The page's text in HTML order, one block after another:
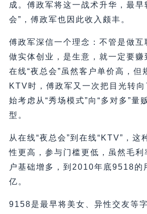
成。傅政军将这一战术升华，最早
会”，傅政军也因此收入颇丰。
傅政军深信一个理念：不管是做互
做实体创业，是生意，就一定要赚
在线“夜总会”虽然客户单价高，但
KTV时，傅政军又一次把目光转
始考虑从“秀场模式”向“多对多”量
型。
从在线“夜总会”到在线“KTV”，这
性更高，参与门槛更低，虽然毛利
户基础增多，到2010年底9518的
亿。
9158是最早将美女、异性交友等